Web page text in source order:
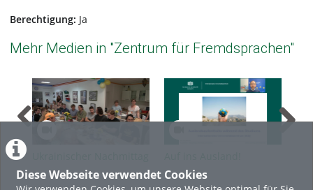
Diese Webseite verwendet Cookies
Berechtigung: Ja
Mehr Medien in "Zentrum für Fremdsprachen"
Sprachkursteilnehmenden